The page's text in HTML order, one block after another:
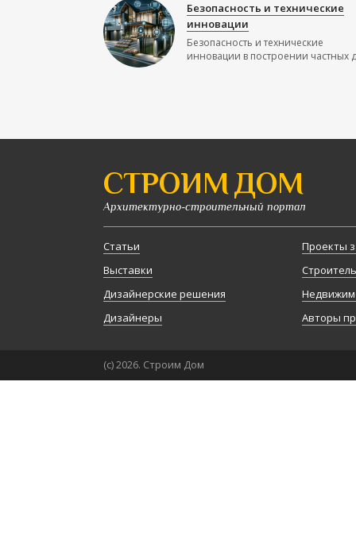
Безопасность и технические
инновации
Безопасность и технические
инновации в построении частных
СТРОИМ ДОМ
Архитектурно-строительный портал
Статьи
Выставки
Дизайнерские решения
Дизайнеры
Проекты
Авторы
(с) 2026. Строим Дом